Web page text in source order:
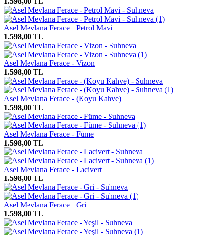
Asel Mevlana Ferace - Petrol Mavi
1.598,00 TL
Asel Mevlana Ferace - Vizon
1.598,00 TL
Asel Mevlana Ferace - (Koyu Kahve)
1.598,00 TL
Asel Mevlana Ferace - Füme
1.598,00 TL
Asel Mevlana Ferace - Lacivert
1.598,00 TL
Asel Mevlana Ferace - Gri
1.598,00 TL